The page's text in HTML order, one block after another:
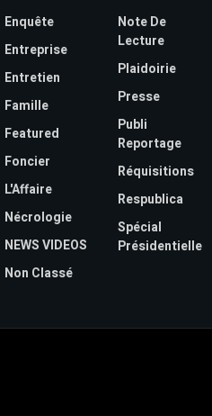
Enquête
Entreprise
Entretien
Famille
Featured
Foncier
L'Affaire
Nécrologie
NEWS VIDEOS
Non Classé
Note De
Lecture
Plaidoirie
Presse
Publi
Reportage
Réquisitions
Respublica
Spécial
Présidentielle